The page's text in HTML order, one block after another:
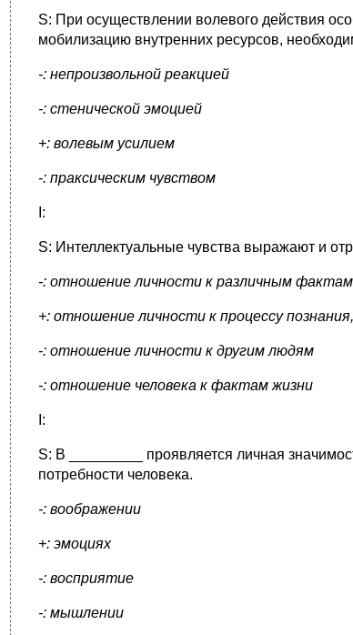
S: При осуществлении волевого действия
мобилизацию внутренних ресурсов,
-: непроизвольной реакцией
-: стенической эмоцией
+: волевым усилием
-: праксическим чувством
I:
S: Интеллектуальные чувства выражают и
-: отношение личности к различным
+: отношение личности к процессу
-: отношение личности к другим людям
-: отношение человека к фактам жизни
I:
S: В _________ проявляется личная
потребности человека.
-: воображении
+: эмоциях
-: восприятие
-: мышлении